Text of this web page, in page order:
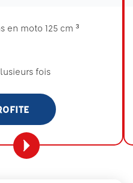
en moto 125 cm ³
fois